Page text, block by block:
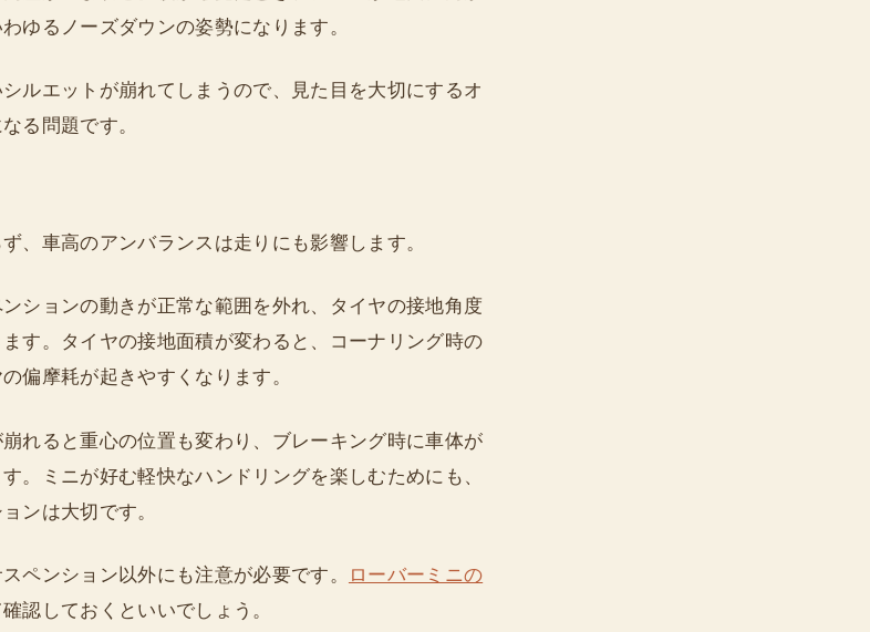
ゆるノーズダウンの姿勢になります。
ルエットが崩れてしまうので、見た目を大切にするオ
る問題です。
、車高のアンバランスは走りにも影響します。
ションの動きが正常な範囲を外れ、タイヤの接地角度
ます。タイヤの接地面積が変わると、コーナリング時の
偏摩耗が起きやすくなります。
れると重心の位置も変わり、ブレーキング時に車体が
。ミニが好む軽快なハンドリングを楽しむためにも、
ンは大切です。
ペンション以外にも注意が必要です。
ローバーミニの
認しておくといいでしょう。